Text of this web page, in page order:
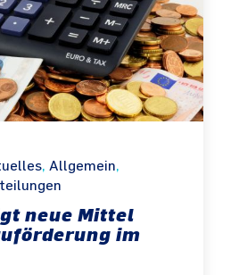
,Allgemein,
neue Mittel
im